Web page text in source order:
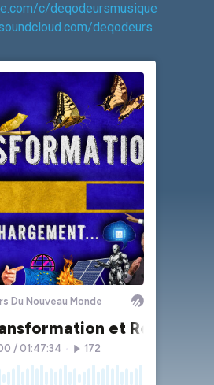
c/deqodeursmusique
deqodeurs